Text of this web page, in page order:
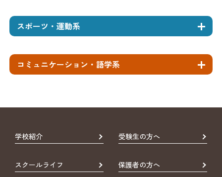
スポーツ・運動系
コミュニケーション・語学系
学校紹介 受験生の方へ
スクールライフ 保護者の方へ